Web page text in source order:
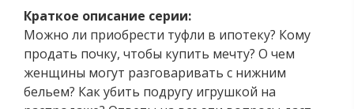
Краткое описание серии:
Можно ли приобрести туфли в ипотеку? Кому
продать почку, чтобы купить мечту? О чем
женщины могут разговаривать с нижним
бельем? Как убить подругу игрушкой на